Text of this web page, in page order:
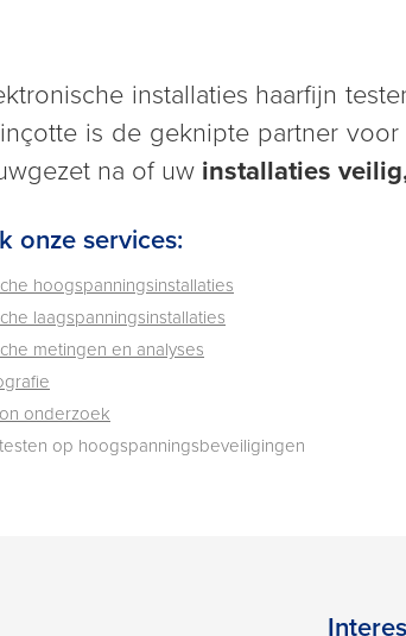
installaties haarfijn
is de geknipte partner
na of uw installaties
onze services:
hoogspanningsinstallaties
laagspanningsinstallaties
metingen en analyses
onderzoek
op hoogspanningsbeveiligingen